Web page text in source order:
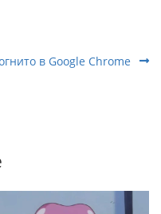
в Google Chrome